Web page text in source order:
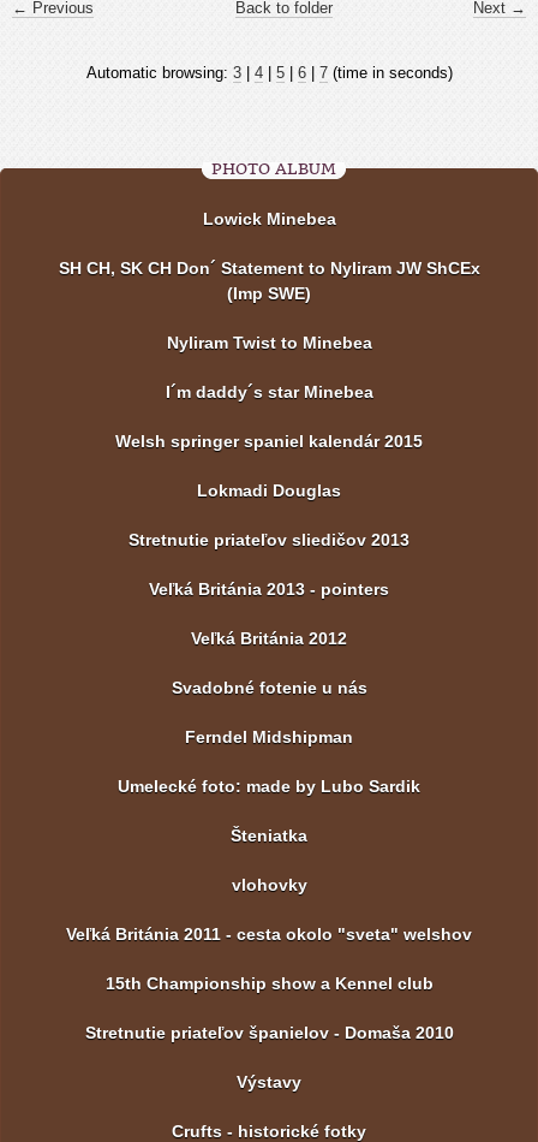
← Previous Next →
Back to folder
Automatic browsing: 3| 4| 5| 6| 7(time in seconds)
PHOTO ALBUM
Lowick Minebea
SH CH, SK CH Don´ Statement to Nyliram JW ShCEx
(Imp SWE)
Nyliram Twist to Minebea
I´m daddy´s star Minebea
Welsh springer spaniel kalendár 2015
Lokmadi Douglas
Stretnutie priateľov sliedičov 2013
Veľká Británia 2013 - pointers
Veľká Británia 2012
Svadobné fotenie u nás
Ferndel Midshipman
Umelecké foto: made by Lubo Sardik
Šteniatka
vlohovky
Veľká Británia 2011 - cesta okolo "sveta" welshov
15th Championship show a Kennel club
Stretnutie priateľov španielov - Domaša 2010
Výstavy
Crufts - historické fotky